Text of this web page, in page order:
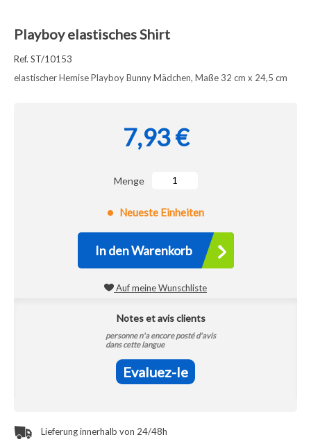
Playboy elastisches Shirt
Ref. ST/10153
elastischer Hemise Playboy Bunny Mädchen, Maße 32 cm x 24,5 cm
7,93 €
Menge
Neueste Einheiten
In den Warenkorb
Auf meine Wunschliste
Notes et avis clients
personne n'a encore posté d'avis
dans cette langue
Evaluez-le
Lieferung innerhalb von 24/48h